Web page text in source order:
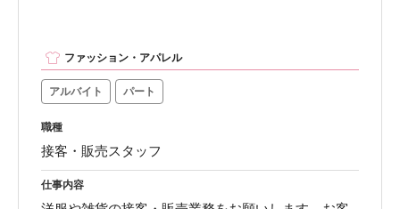
ファッション・アパレル
アルバイト パート
職種
接客・販売スタッフ
仕事内容